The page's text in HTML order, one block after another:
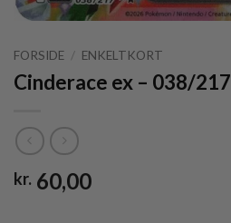
FORSIDE / ENKELTKORT
Cinderace ex – 038/217
kr. 60,00